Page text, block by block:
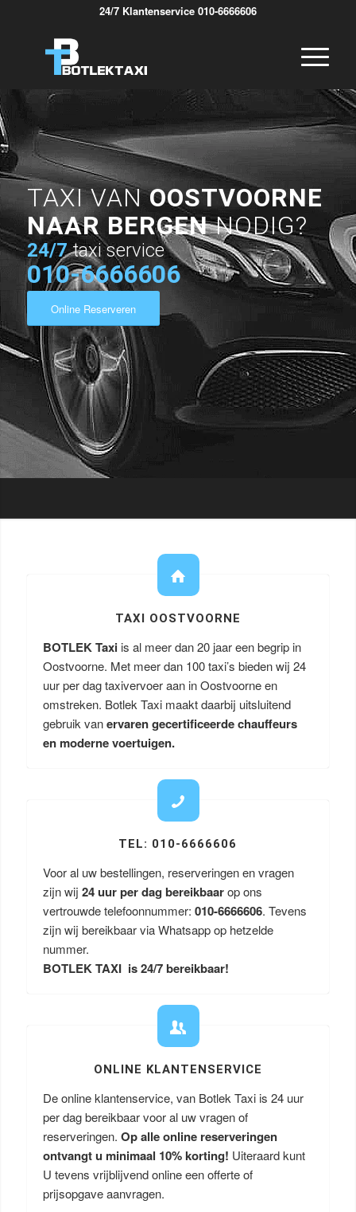
24/7 Klantenservice 010-6666606
TAXI VANOOSTVOORNE
NAAR BERGENNODIG?
24/7 taxi service
010-6666606
Online Reserveren
TAXI OOSTVOORNE
BOTLEK Taxi is al meer dan 20 jaar een begrip in
Oostvoorne. Met meer dan 100 taxi’s bieden wij 24
uur per dag taxivervoer aan in Oostvoorne en
omstreken. Botlek Taxi maakt daarbij uitsluitend
gebruik vanervaren gecertificeerde chauffeurs
en moderne voertuigen.
TEL: 010-6666606
Voor al uw bestellingen, reserveringen en vragen
zijn wij 24 uur per dag bereikbaarop ons
vertrouwde telefoonnummer: 010-6666606. Tevens
zijn wij bereikbaar via Whatsapp op hetzelde
nummer.
BOTLEK TAXI is 24/7 bereikbaar!
ONLINE KLANTENSERVICE
De online klantenservice, van Botlek Taxi is 24 uur
per dag bereikbaar voor al uw vragen of
reserveringen. Op alle online reserveringen
ontvangt u minimaal 10% korting! Uiteraard kunt
U tevens vrijblijvend online een offerte of
prijsopgave aanvragen.